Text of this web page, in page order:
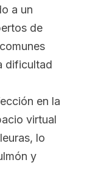
a un
de
dificultad
en la
virtual
lo
y